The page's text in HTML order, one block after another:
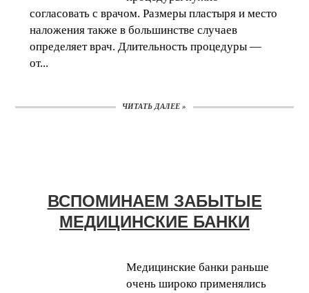
согласовать с врачом. Размеры пластыря и место
наложения также в большинстве случаев
определяет врач. Длительность процедуры —
от...
ЧИТАТЬ ДАЛЕЕ »
ВСПОМИНАЕМ ЗАБЫТЫЕ
МЕДИЦИНСКИЕ БАНКИ
Медицинские банки раньше
очень широко применялись